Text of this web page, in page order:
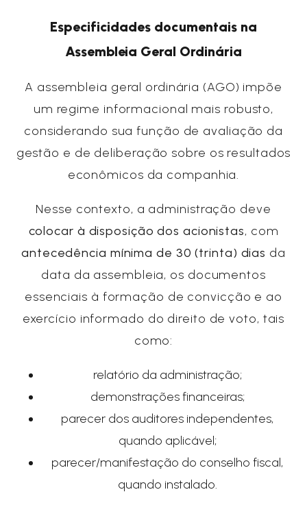
Especificidades documentais na
Assembleia Geral Ordinária
A assembleia geral ordinária (AGO) impõe
um regime informacional mais robusto,
considerando sua função de avaliação da
gestão e de deliberação sobre os resultados
econômicos da companhia.
Nesse contexto, a administração deve
colocar à disposição dos acionistas, com
antecedência mínima de 30 (trinta) dias da
data da assembleia, os documentos
essenciais à formação de convicção e ao
exercício informado do direito de voto, tais
como:
relatório da administração;
demonstrações financeiras;
parecer dos auditores independentes,
quando aplicável;
parecer/manifestação do conselho fiscal,
quando instalado.